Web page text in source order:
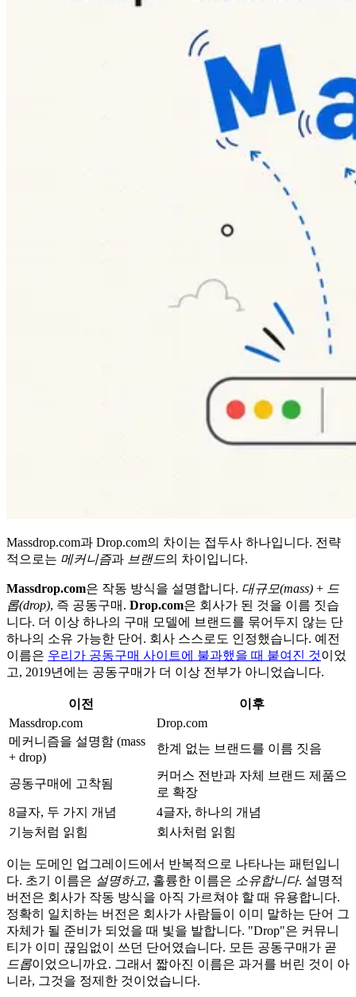
Massdrop.com과 Drop.com의 차이는 접두사 하나입니다. 전략
적으로는 메커니즘과 브랜드의 차이입니다.
Massdrop.com은 작동 방식을 설명합니다. 대규모(mass) + 드
롭(drop), 즉 공동구매. Drop.com은 회사가 된 것을 이름 짓습
니다. 더 이상 하나의 구매 모델에 브랜드를 묶어두지 않는 단
하나의 소유 가능한 단어. 회사 스스로도 인정했습니다. 예전
이름은 우리가 공동구매 사이트에 불과했을 때 붙여진 것이었
고, 2019년에는 공동구매가 더 이상 전부가 아니었습니다.
이전
이후
Massdrop.com
Drop.com
메커니즘을 설명함 (mass
+ drop)
한계 없는 브랜드를 이름 짓음
공동구매에 고착됨
커머스 전반과 자체 브랜드 제품으
로 확장
8글자, 두 가지 개념
4글자, 하나의 개념
기능처럼 읽힘
회사처럼 읽힘
이는 도메인 업그레이드에서 반복적으로 나타나는 패턴입니
다. 초기 이름은 설명하고, 훌륭한 이름은 소유합니다. 설명적
버전은 회사가 작동 방식을 아직 가르쳐야 할 때 유용합니다.
정확히 일치하는 버전은 회사가 사람들이 이미 말하는 단어 그
자체가 될 준비가 되었을 때 빛을 발합니다. "Drop"은 커뮤니
티가 이미 끊임없이 쓰던 단어였습니다. 모든 공동구매가 곧
드롭이었으니까요. 그래서 짧아진 이름은 과거를 버린 것이 아
니라, 그것을 정제한 것이었습니다.